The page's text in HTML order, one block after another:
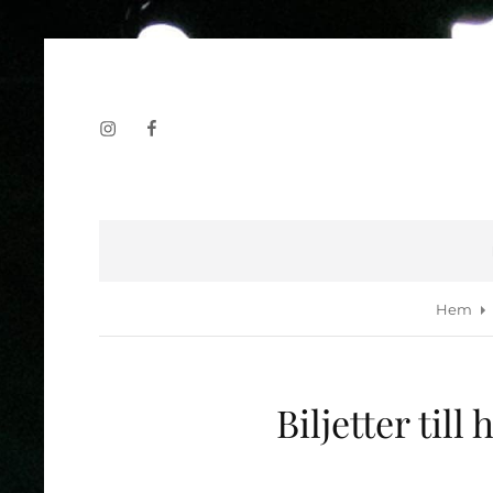
InstagramFacebook
Hem
Biljetter till